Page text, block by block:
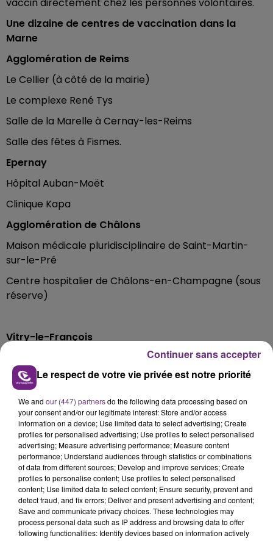
Une dizaine de centres de vaccination dans la
Marne
Agglomération de Reims
Le Cellier (à côté de la mairie)
Le complexe René Tys
Salle de la Marelle à Cernay-les-Reims
Salle des fêtes à Fismes.
Epernay
Hôpital Auban-Moët
Clinique Kapa
Agglomération de Châlons
Maison médicale pluridisciplinaire de Saint-Martin-
sur-le-Pré
Centre hospitalier de Châlons-en-Champagne (sous
réserve)
Vitry-le-François
Centre hospitalier de Vitry-le-François
Sainte-Menehould
Salle des fêtes du quartier Valmy de Sainte-
Menehould
FIL D'ACTUS
Le respect de votre vie privée est notre priorité
We and our (447) partnersdo the following data processing based on
your consent and/or our legitimate interest: Store and/or access
information on a device; Use limited data to select advertising; Create
profiles for personalised advertising; Use profiles to select personalised
advertising; Measure advertising performance; Measure content
performance; Understand audiences through statistics or combinations
of data from different sources; Develop and improve services; Create
profiles to personalise content; Use profiles to select personalised
content; Use limited data to select content; Ensure security, prevent and
detect fraud, and fix errors; Deliver and present advertising and content;
Save and communicate privacy choices. These technologies may
process personal data such as IP address and browsing data to offer
following functionalities: Identify devices based on information actively
Continuer sans accepter